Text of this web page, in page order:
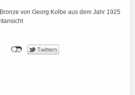
von Georg Kolbe aus dem Jahr 1925